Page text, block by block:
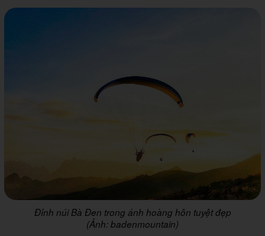
Đỉnh núi Bà Đen trong ánh hoàng hôn tuyệt đẹp
(Ảnh: badenmountain)